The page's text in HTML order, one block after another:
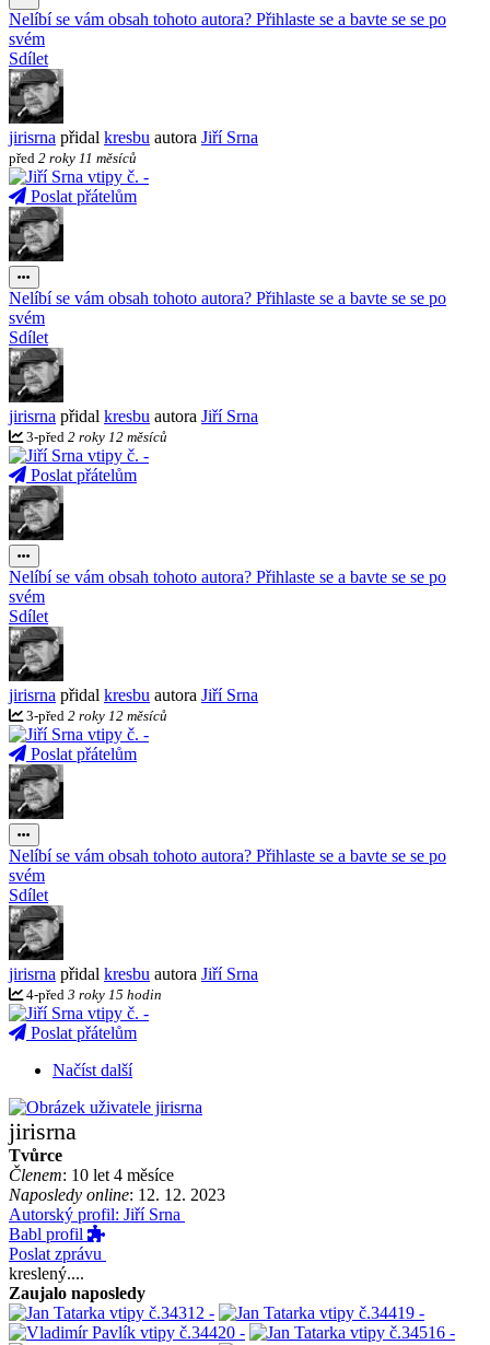
Nelíbí se vám obsah tohoto autora? Přihlaste se a bavte se se po
svém
Sdílet
jirisrna přidal kresbu autora Jiří Srna
před 2 roky 11 měsíců
Poslat přátelům
Nelíbí se vám obsah tohoto autora? Přihlaste se a bavte se se po
svém
Sdílet
jirisrna přidal kresbu autora Jiří Srna
3-před 2 roky 12 měsíců
Poslat přátelům
Nelíbí se vám obsah tohoto autora? Přihlaste se a bavte se se po
svém
Sdílet
jirisrna přidal kresbu autora Jiří Srna
3-před 2 roky 12 měsíců
Poslat přátelům
Nelíbí se vám obsah tohoto autora? Přihlaste se a bavte se se po
svém
Sdílet
jirisrna přidal kresbu autora Jiří Srna
4-před 3 roky 15 hodin
Poslat přátelům
Načíst další
jirisrna
Tvůrce
Členem: 10 let 4 měsíce
Naposledy online: 12. 12. 2023
Autorský profil: Jiří Srna
Babl profil
Poslat zprávu
kreslený....
Zaujalo naposledy